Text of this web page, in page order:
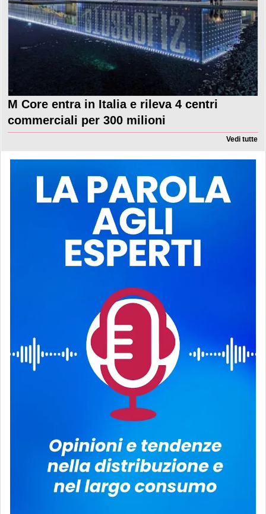
M Core entra in Italia e rileva 4 centri
commerciali per 300 milioni
Vedi tutte